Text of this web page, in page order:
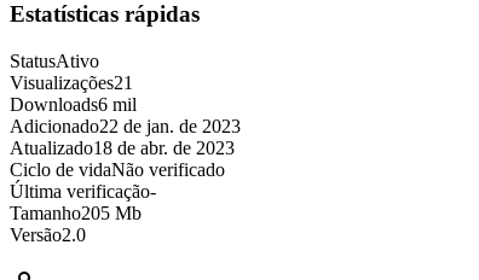
Estatísticas rápidas
StatusAtivo
Visualizações21
Downloads6 mil
Adicionado22 de jan. de 2023
Atualizado18 de abr. de 2023
Ciclo de vidaNão verificado
Última verificação-
Tamanho205 Mb
Versão2.0